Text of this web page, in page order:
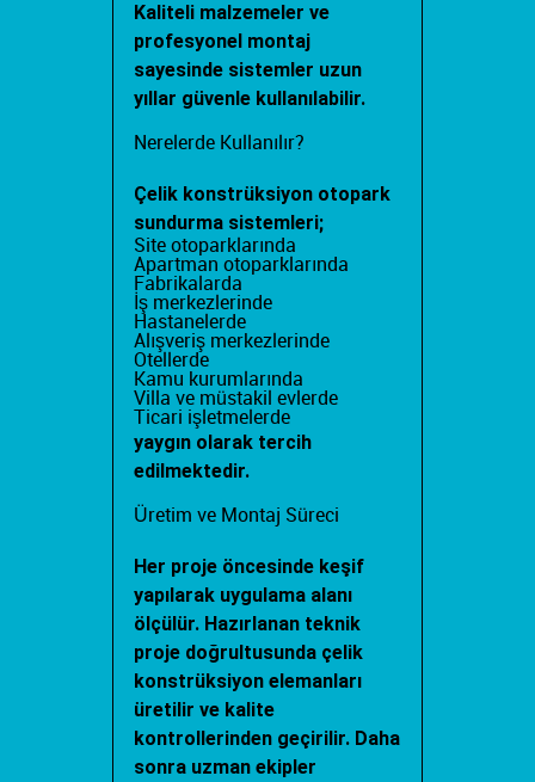
Kaliteli malzemeler ve
profesyonel montaj
sayesinde sistemler uzun
yıllar güvenle kullanılabilir.
Nerelerde Kullanılır?
Çelik konstrüksiyon otopark
sundurma sistemleri;
Site otoparklarında
Apartman otoparklarında
Fabrikalarda
İş merkezlerinde
Hastanelerde
Alışveriş merkezlerinde
Otellerde
Kamu kurumlarında
Villa ve müstakil evlerde
Ticari işletmelerde
yaygın olarak tercih
edilmektedir.
Üretim ve Montaj Süreci
Her proje öncesinde keşif
yapılarak uygulama alanı
ölçülür. Hazırlanan teknik
proje doğrultusunda çelik
konstrüksiyon elemanları
üretilir ve kalite
kontrollerinden geçirilir. Daha
sonra uzman ekipler